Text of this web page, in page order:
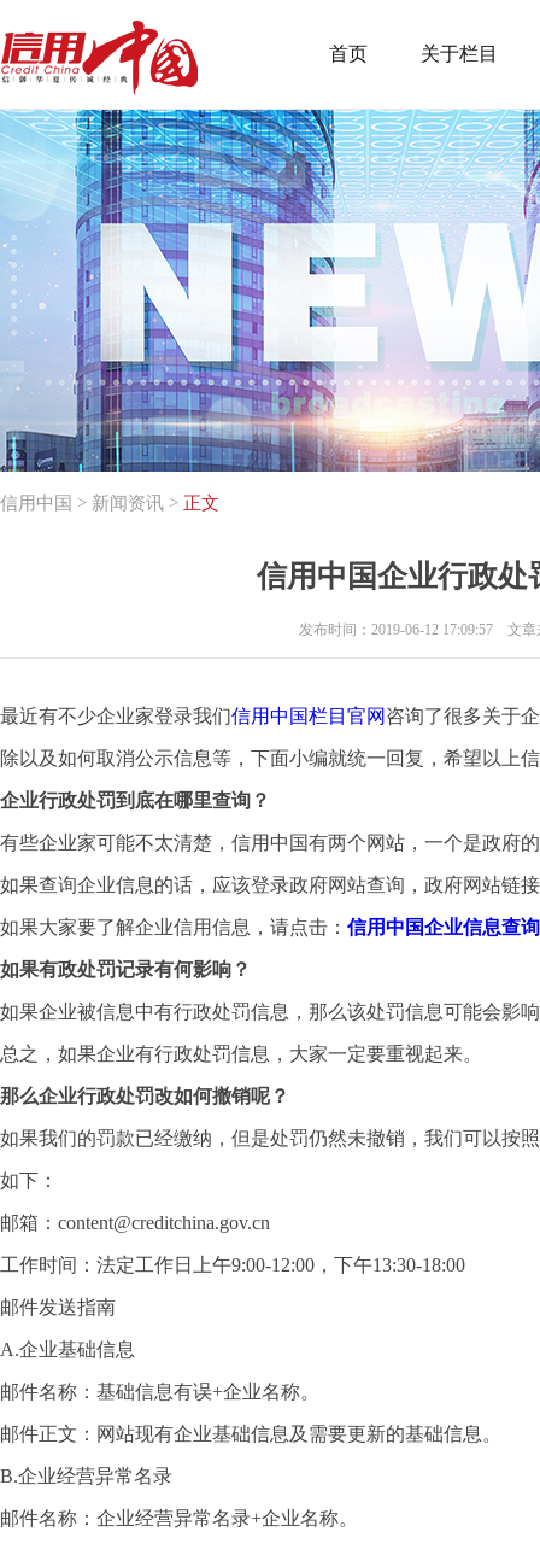
首页 关于栏目
信用中国 > 新闻资讯 > 正文
信用中国企业行政处
发布时间：2019-06-12 17:09:57 文章
最近有不少企业家登录我们信用中国栏目官网 咨询了很多关于
除以及如何取消公示信息等，下面小编就统一回复，希望以上
企业行政处罚到底在哪里查询？
有些企业家可能不太清楚，信用中国有两个网站，一个是政府
如果查询企业信息的话，应该登录政府网站查询，政府网站链
如果大家要了解企业信用信息，请点击： 信用中国企业信息查
如果有政处罚记录有何影响？
如果企业被信息中有行政处罚信息，那么该处罚信息可能会影
总之，如果企业有行政处罚信息，大家一定要重视起来。
那么企业行政处罚改如何撤销呢？
如果我们的罚款已经缴纳，但是处罚仍然未撤销，我们可以按
如下：
邮箱：content@creditchina.gov.cn
工作时间：法定工作日上午9:00-12:00，下午13:30-18:00
邮件发送指南
A.企业基础信息
邮件名称：基础信息有误+企业名称。
邮件正文：网站现有企业基础信息及需要更新的基础信息。
B.企业经营异常名录
邮件名称：企业经营异常名录+企业名称。